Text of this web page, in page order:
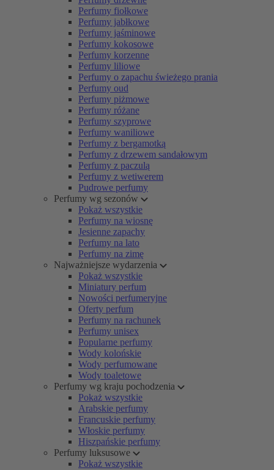
Perfumy fiołkowe
Perfumy jabłkowe
Perfumy jaśminowe
Perfumy kokosowe
Perfumy korzenne
Perfumy liliowe
Perfumy o zapachu świeżego prania
Perfumy oud
Perfumy piżmowe
Perfumy różane
Perfumy szyprowe
Perfumy waniliowe
Perfumy z bergamotką
Perfumy z drzewem sandałowym
Perfumy z paczulą
Perfumy z wetiwerem
Pudrowe perfumy
Perfumy wg sezonów
Pokaż wszystkie
Perfumy na wiosnę
Jesienne zapachy
Perfumy na lato
Perfumy na zimę
Najważniejsze wydarzenia
Pokaż wszystkie
Miniatury perfum
Nowości perfumeryjne
Oferty perfum
Perfumy na rachunek
Perfumy unisex
Popularne perfumy
Wody kolońskie
Wody perfumowane
Wody toaletowe
Perfumy wg kraju pochodzenia
Pokaż wszystkie
Arabskie perfumy
Francuskie perfumy
Włoskie perfumy
Hiszpańskie perfumy
Perfumy luksusowe
Pokaż wszystkie